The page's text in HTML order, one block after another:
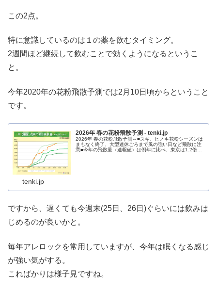
この2点。
特に意識しているのは１の薬を飲むタイミング。
2週間ほど継続して飲むことで効くようになるというこ
と。
今年2020年の花粉飛散予測では2月10日頃からということ
です。
2026年 春の花粉飛散予測 - tenki.jp
2026年 春の花粉飛散予測～■スギ、ヒノキ花粉シーズンは
まもなく終了、大型連休ごろまで風の強い日など飛散に注
意■今年の飛散量（速報値）は例年に比べ、東京は1.2倍、
tenki.jp
ですから、遅くても今週末(25日、26日)ぐらいには飲みは
じめるのが良いかと。
毎年アレロックを常用していますが、今年は眠くなる感じ
が強い気がする。
こればかりは様子見ですね。